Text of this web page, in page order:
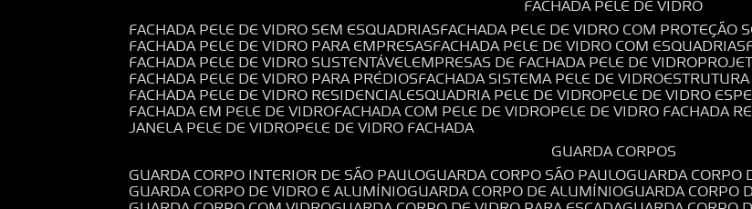
FACHADA PELE DE VIDRO
FACHADA PELE DE VIDRO SEM ESQUADRIAS FACHADA PELE DE VIDRO COM PROTEÇÃO
FACHADA PELE DE VIDRO PARA EMPRESAS FACHADA PELE DE VIDRO COM ESQUADRIAS
FACHADA PELE DE VIDRO SUSTENTÁVEL EMPRESAS DE FACHADA PELE DE VIDRO
FACHADA PELE DE VIDRO PARA PRÉDIOS FACHADA SISTEMA PELE DE VIDRO
FACHADA PELE DE VIDRO RESIDENCIAL ESQUADRIA PELE DE VIDRO PELE DE VIDRO
FACHADA EM PELE DE VIDRO FACHADA COM PELE DE VIDRO PELE DE VIDRO FACHADA
JANELA PELE DE VIDRO PELE DE VIDRO FACHADA
GUARDA CORPOS
GUARDA CORPO INTERIOR DE SÃO PAULO GUARDA CORPO SÃO PAULO GUARDA
GUARDA CORPO DE VIDRO E ALUMÍNIO GUARDA CORPO DE ALUMÍNIO GUARDA